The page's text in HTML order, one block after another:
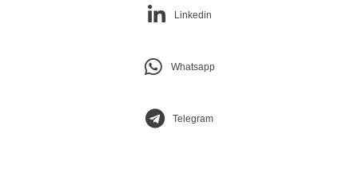
Linkedin
Whatsapp
Telegram